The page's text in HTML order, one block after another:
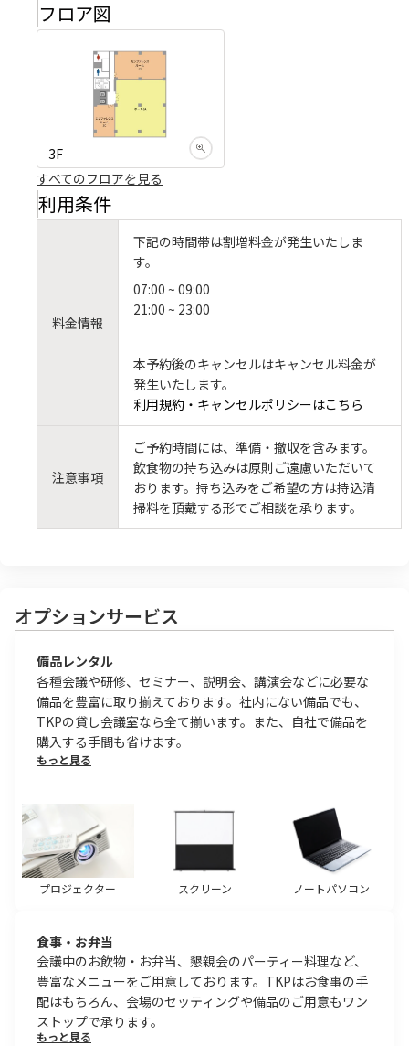
フロア図
3F
すべてのフロアを見る
利用条件
料金情報
下記の時間帯は割増料金が発生いたしま
す。
07:00 ~ 09:00
21:00 ~ 23:00
本予約後のキャンセルはキャンセル料金が
発生いたします。
利用規約・キャンセルポリシーはこちら
注意事項
ご予約時間には、準備・撤収を含みます。
飲食物の持ち込みは原則ご遠慮いただいて
おります。持ち込みをご希望の方は持込清
掃料を頂戴する形でご相談を承ります。
オプションサービス
備品レンタル
各種会議や研修、セミナー、説明会、講演会などに必要な
備品を豊富に取り揃えております。社内にない備品でも、
TKPの貸し会議室なら全て揃います。また、自社で備品を
購入する手間も省けます。
もっと見る
プロジェクター スクリーン ノートパソコン
食事・お弁当
会議中のお飲物・お弁当、懇親会のパーティー料理など、
豊富なメニューをご用意しております。TKPはお食事の手
配はもちろん、会場のセッティングや備品のご用意もワン
ストップで承ります。
もっと見る